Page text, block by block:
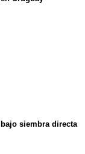
siembra directa